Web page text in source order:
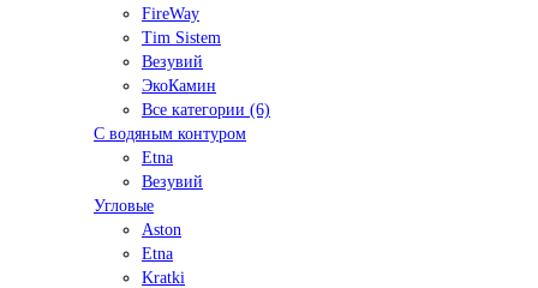
FireWay
Tim Sistem
Везувий
ЭкоКамин
Все категории (6)
С водяным контуром
Etna
Везувий
Угловые
Aston
Etna
Kratki